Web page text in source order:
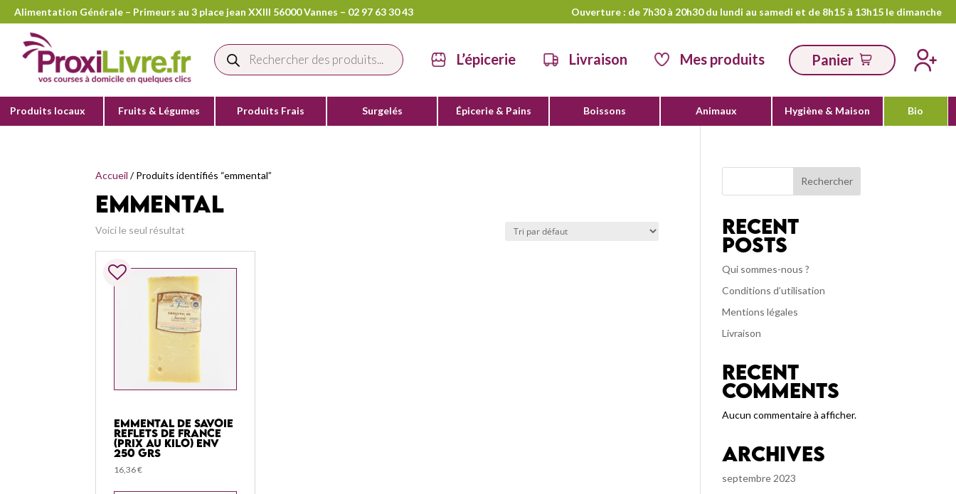
Alimentation Générale – Primeurs au 3 place jean XXIII 56000 Vannes – 02 97 63 30 43 Ouverture : de 7h30 à 20h30 du lundi au samedi et de 8h15 à 13h15 le dimanche
Recherche
de
produits
L’épicerie Livraison Mes produits Panier
Produits locaux Fruits & Légumes Produits Frais Surgelés Épicerie & Pains Boissons Animaux Hygiène & Maison Bio
Accueil / Produits identifiés “emmental”
emmental
Voici le seul résultat
Emmental De Savoie
Reflets De France
(Prix Au Kilo) Env
250 Grs
16,36€
Rechercher
Recent
Posts
Qui sommes-nous ?
Conditions d’utilisation
Mentions légales
Livraison
Recent
Comments
Aucun commentaire à afficher.
Archives
septembre 2023